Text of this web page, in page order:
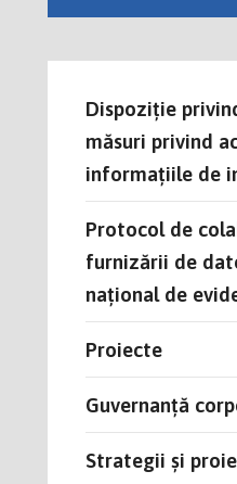
Dispoziție
măsuri privind
informațiile de
Protocol de
furnizării de
național de
Proiecte
Guvernanță
Strategii și